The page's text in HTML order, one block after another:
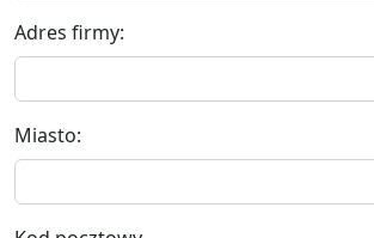
Adres firmy:
Miasto: